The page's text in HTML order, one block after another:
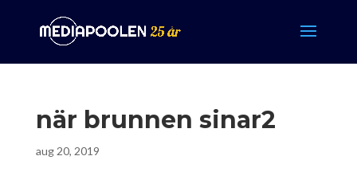
när brunnen sinar2
aug 20, 2019